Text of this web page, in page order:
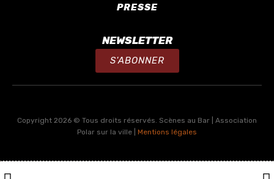
PRESSE
NEWSLETTER
S'ABONNER
Copyright 2026 © Tous droits réservés. Scènes au Bar | Association
Polar sur la ville | Mentions légales